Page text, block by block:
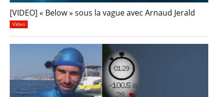
[VIDEO] « Below » sous la vague avec Arnaud Jerald
Video